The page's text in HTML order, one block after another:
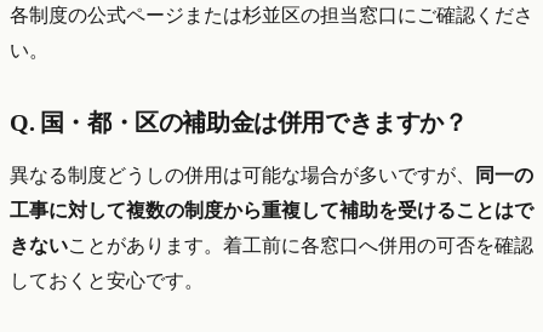
各制度の公式ページまたは杉並区の担当窓口にご確認くださ
い。
Q. 国・都・区の補助金は併用できますか？
異なる制度どうしの併用は可能な場合が多いですが、 同一の
工事に対して複数の制度から重複して補助を受けることはで
きないことがあります。着工前に各窓口へ併用の可否を確認
しておくと安心です。